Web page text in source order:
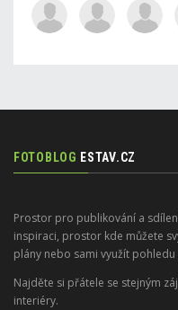
FOTOBLOG ESTAV.CZ
Prostor pro publikování a
inspiraci, prostor kde můžete
plány nebo sami využít pohledu
Najděte si přátele se stejným
interiéry.